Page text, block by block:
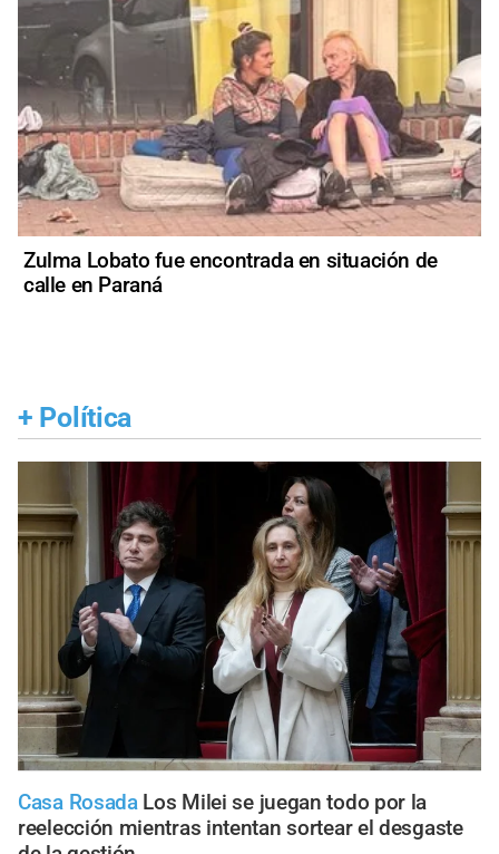
Zulma Lobato fue encontrada en situación de
calle en Paraná
+ Política
Casa Rosada Los Milei se juegan todo por la
reelección mientras intentan sortear el desgaste